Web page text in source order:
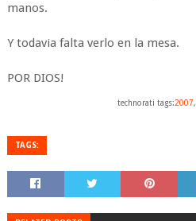
manos.
Y todavia falta verlo en la mesa.
POR DIOS!
technorati tags:2007,
TAGS: